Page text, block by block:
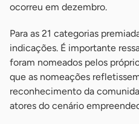
ocorreu em dezembro.
Para as 21 categorias
indicações. É importante
foram nomeados pelos
que as nomeações
reconhecimento da
atores do cenário